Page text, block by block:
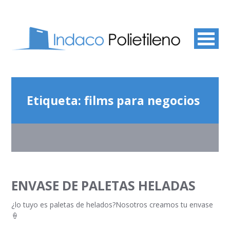
Etiqueta:films para negocios
ENVASE DE PALETAS HELADAS
¿lo tuyo es paletas de helados?Nosotros creamos tu envase
🍦